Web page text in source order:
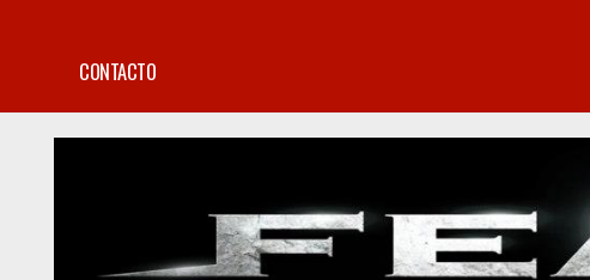
CONTACTO